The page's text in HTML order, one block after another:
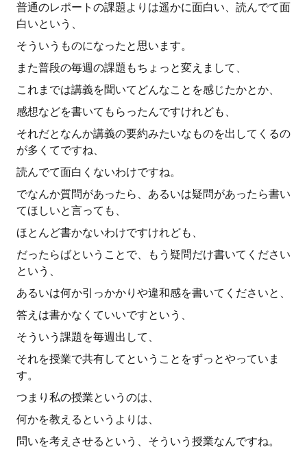
普通のレポートの課題よりは遥かに面白い、読んでて面
白いという、
そういうものになったと思います。
また普段の毎週の課題もちょっと変えまして、
これまでは講義を聞いてどんなことを感じたかとか、
感想などを書いてもらったんですけれども、
それだとなんか講義の要約みたいなものを出してくるの
が多くてですね、
読んでて面白くないわけですね。
でなんか質問があったら、あるいは疑問があったら書い
てほしいと言っても、
ほとんど書かないわけですけれども、
だったらばということで、もう疑問だけ書いてください
という、
あるいは何か引っかかりや違和感を書いてくださいと、
答えは書かなくていいですという、
そういう課題を毎週出して、
それを授業で共有してということをずっとやっていま
す。
つまり私の授業というのは、
何かを教えるというよりは、
問いを考えさせるという、そういう授業なんですね。